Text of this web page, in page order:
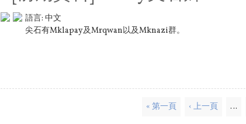
語言: 中文
尖石有Mklapay及Mrqwan以及Mknazi群。
« 第一頁 ‹ 上一頁 …